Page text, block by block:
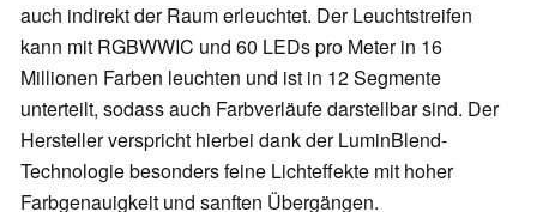
auch indirekt der Raum erleuchtet. Der Leuchtstreifen
kann mit RGBWWIC und 60 LEDs pro Meter in 16
Millionen Farben leuchten und ist in 12 Segmente
unterteilt, sodass auch Farbverläufe darstellbar sind. Der
Hersteller verspricht hierbei dank der LuminBlend-
Technologie besonders feine Lichteffekte mit hoher
Farbgenauigkeit und sanften Übergängen.